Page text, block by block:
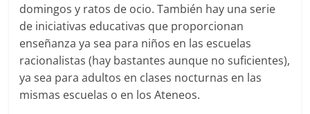
domingos y ratos de ocio. También hay una serie
de iniciativas educativas que proporcionan
enseñanza ya sea para niños en las escuelas
racionalistas (hay bastantes aunque no suficientes),
ya sea para adultos en clases nocturnas en las
mismas escuelas o en los Ateneos.